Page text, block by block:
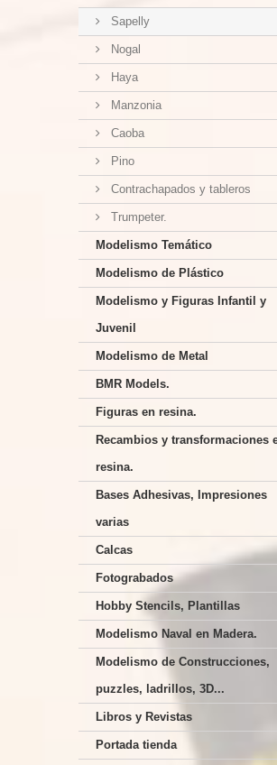
Sapelly
Nogal
Haya
Manzonia
Caoba
Pino
Contrachapados y tableros
Trumpeter.
Modelismo Temático
Modelismo de Plástico
Modelismo y Figuras Infantil y
Juvenil
Modelismo de Metal
BMR Models.
Figuras en resina.
Recambios y transformaciones
resina.
Bases Adhesivas, Impresiones
varias
Calcas
Fotograbados
Hobby Stencils, Plantillas
Modelismo Naval en Madera.
Modelismo de Construcciones,
puzzles, ladrillos, 3D...
Libros y Revistas
Portada tienda